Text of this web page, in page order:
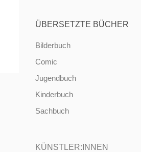
ÜBERSETZTE BÜCHER
Bilderbuch
Comic
Jugendbuch
Kinderbuch
Sachbuch
KÜNSTLER:INNEN